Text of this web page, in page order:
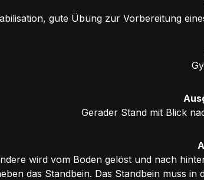
gute Übung zur Vorbereitung
Gerader Stand mit Blick
wird vom Boden gelöst und nach
das Standbein. Das Standbein muss